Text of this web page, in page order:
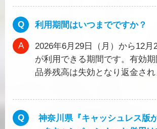
利用期間はいつまでですか？
2026年6月29日（月）から12月
が利用できる期間です。有効
品券残高は失効となり返金され
神奈川県『キャッシュレス版